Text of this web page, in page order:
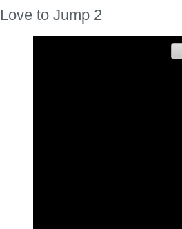
Love to Jump 2